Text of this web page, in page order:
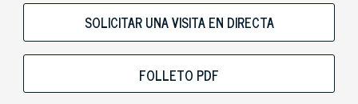
SOLICITAR UNA VISITA EN DIRECTA
FOLLETO PDF